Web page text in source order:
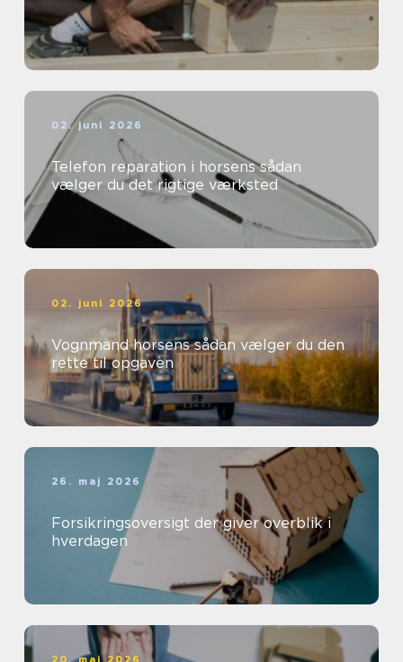
02. juni 2026
Telefon reparation i horsens sådan
vælger du det rigtige værksted
02. juni 2026
Vognmand horsens sådan vælger du den
rette til opgaven
26. maj 2026
Forsikringsoversigt der giver overblik i
hverdagen
20. maj 2026